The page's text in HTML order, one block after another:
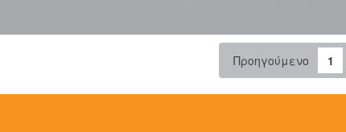
Προηγούμενο 1